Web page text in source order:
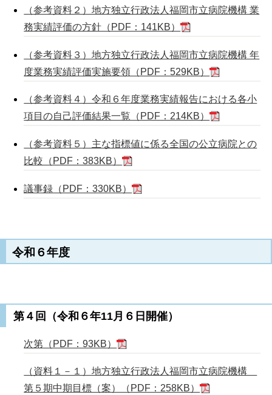
（参考資料２）地方独立行政法人福岡市立病院機構 業
務実績評価の方針（PDF：141KB）
（参考資料３）地方独立行政法人福岡市立病院機構 年
度業務実績評価実施要領（PDF：529KB）
（参考資料４）令和６年度業務実績報告における各小
項目の自己評価結果一覧（PDF：214KB）
（参考資料５）主な指標値に係る全国の公立病院との
比較（PDF：383KB）
議事録（PDF：330KB）
令和６年度
第４回（令和６年11月６日開催）
次第（PDF：93KB）
（資料１－１）地方独立行政法人福岡市立病院機構
第５期中期目標（案）（PDF：258KB）